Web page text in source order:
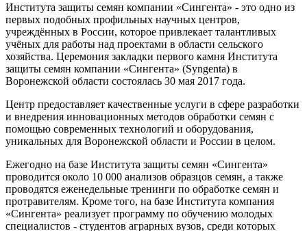
Института защиты семян компании «Сингента» - это одно из
первых подобных профильных научных центров,
учреждённых в России, которое привлекает талантливых
учёных для работы над проектами в области сельского
хозяйства. Церемония закладки первого камня Института
защиты семян компании «Сингента» (Syngenta) в
Воронежской области состоялась 30 мая 2017 года.
Центр предоставляет качественные услуги в сфере разработки
и внедрения инновационных методов обработки семян с
помощью современных технологий и оборудования,
уникальных для Воронежской области и России в целом.
Ежегодно на базе Института защиты семян «Сингента»
проводится около 10 000 анализов образцов семян, а также
проводятся еженедельные тренинги по обработке семян и
протравителям. Кроме того, на базе Института компания
«Сингента» реализует программу по обучению молодых
специалистов - студентов аграрных вузов, среди которых